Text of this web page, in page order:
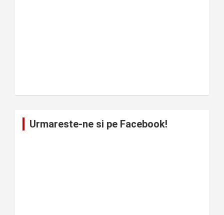
Urmareste-ne si pe Facebook!